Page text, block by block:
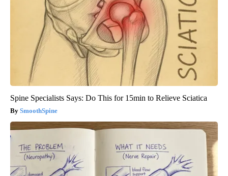
Spine Specialists Says: Do This for 15min to Relieve Sciatica
SmoothSpine